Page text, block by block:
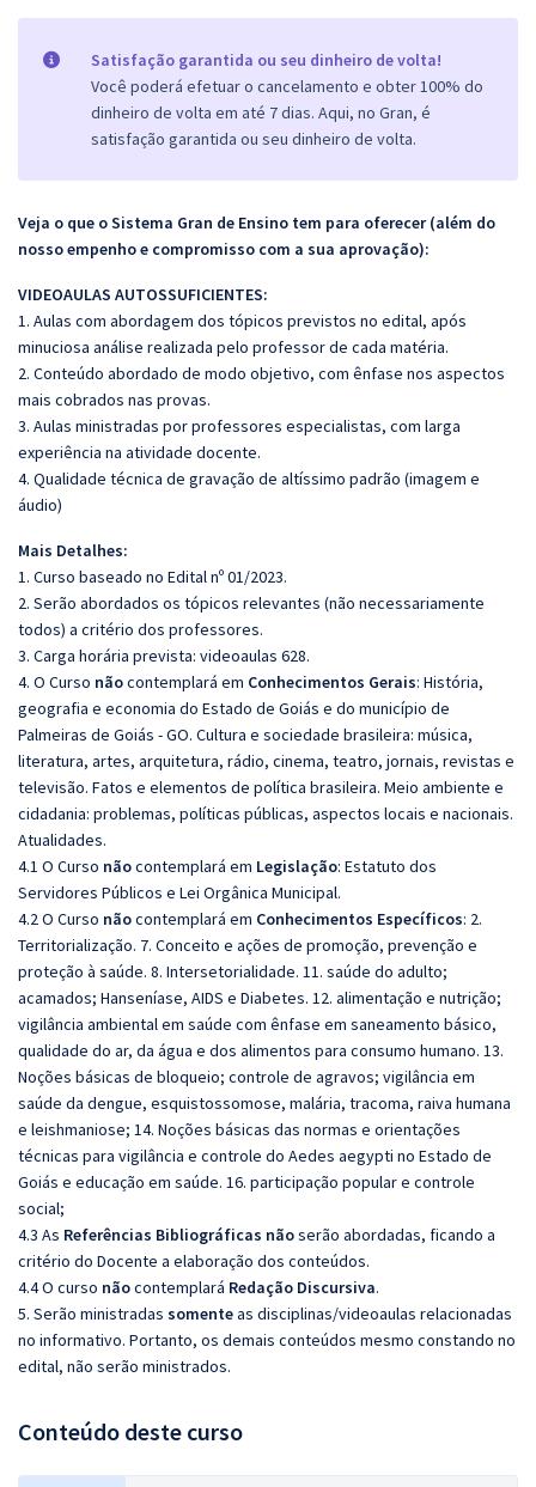
Satisfação garantida ou seu dinheiro de volta!
Você poderá efetuar o cancelamento e obter 100% do
dinheiro de volta em até 7 dias. Aqui, no Gran, é
satisfação garantida ou seu dinheiro de volta.
Veja o que o Sistema Gran de Ensino tem para oferecer (além do
nosso empenho e compromisso com a sua aprovação):
VIDEOAULAS AUTOSSUFICIENTES:
1. Aulas com abordagem dos tópicos previstos no edital, após
minuciosa análise realizada pelo professor de cada matéria.
2. Conteúdo abordado de modo objetivo, com ênfase nos aspectos
mais cobrados nas provas.
3. Aulas ministradas por professores especialistas, com larga
experiência na atividade docente.
4. Qualidade técnica de gravação de altíssimo padrão (imagem e
áudio)
Mais Detalhes:
1. Curso baseado no Edital nº 01/2023.
2. Serão abordados os tópicos relevantes (não necessariamente
todos) a critério dos professores.
3. Carga horária prevista: videoaulas 628.
4. O Curso nãocontemplará em Conhecimentos Gerais: História,
geografia e economia do Estado de Goiás e do município de
Palmeiras de Goiás - GO. Cultura e sociedade brasileira: música,
literatura, artes, arquitetura, rádio, cinema, teatro, jornais, revistas e
televisão. Fatos e elementos de política brasileira. Meio ambiente e
cidadania: problemas, políticas públicas, aspectos locais e nacionais.
Atualidades.
4.1 O Curso nãocontemplará em Legislação: Estatuto dos
Servidores Públicos e Lei Orgânica Municipal.
4.2 O Curso nãocontemplará em Conhecimentos Específicos: 2.
Territorialização. 7. Conceito e ações de promoção, prevenção e
proteção à saúde. 8. Intersetorialidade. 11. saúde do adulto;
acamados; Hanseníase, AIDS e Diabetes. 12. alimentação e nutrição;
vigilância ambiental em saúde com ênfase em saneamento básico,
qualidade do ar, da água e dos alimentos para consumo humano. 13.
Noções básicas de bloqueio; controle de agravos; vigilância em
saúde da dengue, esquistossomose, malária, tracoma, raiva humana
e leishmaniose; 14. Noções básicas das normas e orientações
técnicas para vigilância e controle do Aedes aegypti no Estado de
Goiás e educação em saúde. 16. participação popular e controle
social;
4.3 As Referências Bibliográficas nãoserão abordadas, ficando a
critério do Docente a elaboração dos conteúdos.
4.4 O curso nãocontemplará Redação Discursiva.
5. Serão ministradas somenteas disciplinas/videoaulas relacionadas
no informativo. Portanto, os demais conteúdos mesmo constando no
edital, não serão ministrados.
Conteúdo deste curso